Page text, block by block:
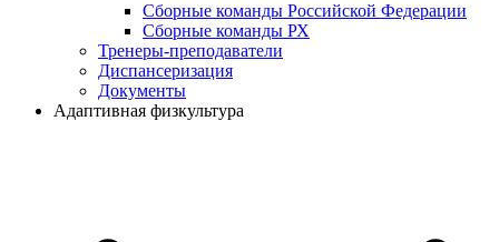
Сборные команды Российской Федерации
Сборные команды РХ
Тренеры-преподаватели
Диспансеризация
Документы
Адаптивная физкультура